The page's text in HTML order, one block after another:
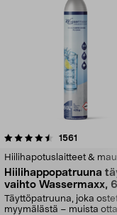
1561
Hiilihapotuslaitteet &
Hiilihappopatruuna
vaihto Wassermaxx,
Täyttöpatruuna, joka
myymälästä – muista
4.5viidestä